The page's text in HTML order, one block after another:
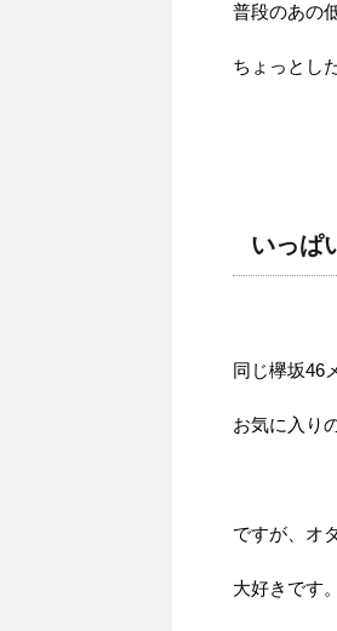
普段のあの
ちょっとし
いっぱ
同じ欅坂46
お気に入り
ですが、オ
大好きです。